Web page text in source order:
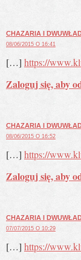
CHAZARIA I
08/06/2015 O 16:41
[…] https://
Zaloguj się, aby
CHAZARIA I
08/06/2015 O 16:52
[…] https://
Zaloguj się, aby
CHAZARIA I
07/07/2015 O 10:29
[…] https://